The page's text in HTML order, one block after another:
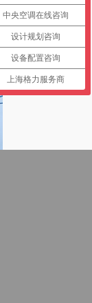
中央空调在线咨询
设计规划咨询
设备配置咨询
上海格力服务商